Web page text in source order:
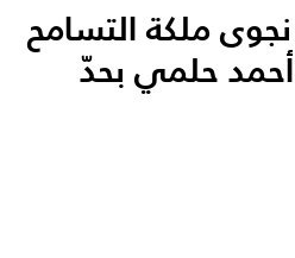
ملكة التسامح
حلمي بحدّ